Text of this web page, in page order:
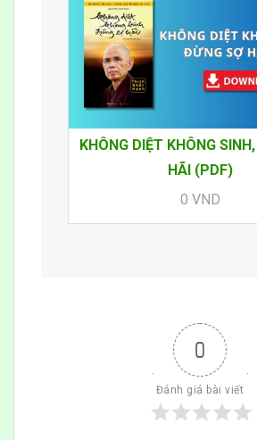
KHÔNG DIỆT KHÔNG
HÃI (PDF)
0 VND
0
Đánh giá bài viết